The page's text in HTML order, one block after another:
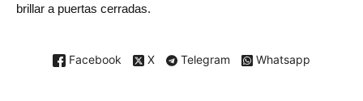
brillar a puertas cerradas.
Facebook X Telegram Whatsapp